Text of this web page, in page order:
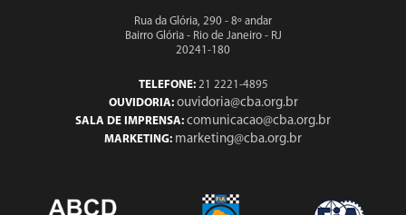
Rua da Glória, 290 - 8º andar
Bairro Glória - Rio de Janeiro - RJ
20241-180
TELEFONE:21 2221-4895
OUVIDORIA: ouvidoria@cba.org.br
SALA DE IMPRENSA: comunicacao@cba.org.br
MARKETING: marketing@cba.org.br